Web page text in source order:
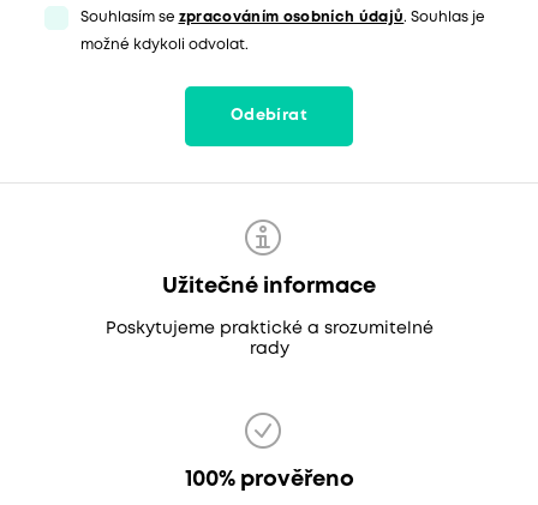
Souhlasím se zpracováním osobních údajů. Souhlas je
možné kdykoli odvolat.
Odebírat
Užitečné informace
Poskytujeme praktické a srozumitelné
rady
100% prověřeno